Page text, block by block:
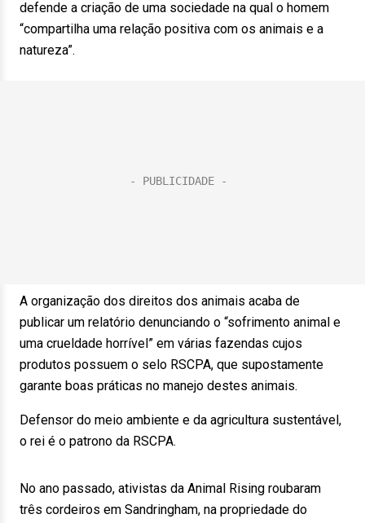
defende a criação de uma sociedade na qual o homem
“compartilha uma relação positiva com os animais e a
natureza”.
A organização dos direitos dos animais acaba de
publicar um relatório denunciando o “sofrimento animal e
uma crueldade horrível” em várias fazendas cujos
produtos possuem o selo RSCPA, que supostamente
garante boas práticas no manejo destes animais.
Defensor do meio ambiente e da agricultura sustentável,
o rei é o patrono da RSCPA.
No ano passado, ativistas da Animal Rising roubaram
três cordeiros em Sandringham, na propriedade do